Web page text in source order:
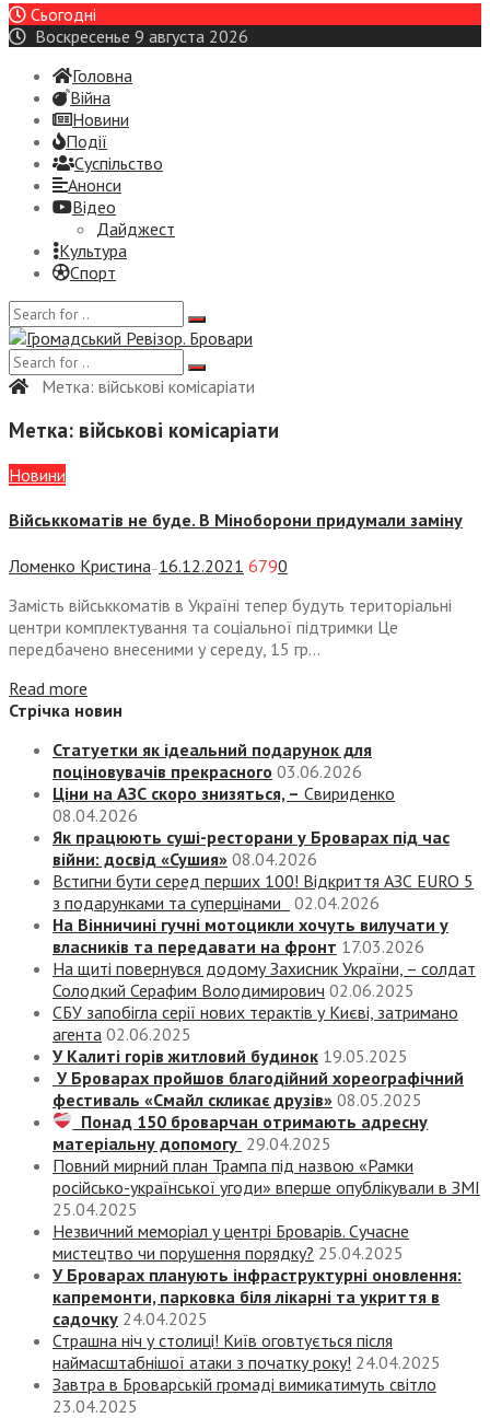
Сьогодні
Воскресенье 9 августа 2026
Головна
Війна
Новини
Події
Суспiльство
Анонси
Відео
Дайджест
Культура
Спорт
Метка: військові комісаріати
Метка: військові комісаріати
Новини
Військкоматів не буде. В Міноборони придумали заміну
Ломенко Кристина — 16.12.2021 6790
Замість військкоматів в Україні тепер будуть територіальні
центри комплектування та соціальної підтримки Це
передбачено внесеними у середу, 15 гр...
Read more
Стрічка новин
Статуетки як ідеальний подарунок для
поціновувачів прекрасного 03.06.2026
Ціни на АЗС скоро знизяться, – Свириденко
08.04.2026
Як працюють суші-ресторани у Броварах під час
війни: досвід «Сушия» 08.04.2026
Встигни бути серед перших 100! Відкриття АЗС EURO 5
з подарунками та суперцінами
02.04.2026
На Вінничині гучні мотоцикли хочуть вилучати у
власників та передавати на фронт 17.03.2026
На щиті повернувся додому Захисник України, – солдат
Солодкий Серафим Володимирович 02.06.2025
СБУ запобігла серії нових терактів у Києві, затримано
агента 02.06.2025
У Калиті горів житловий будинок 19.05.2025
У Броварах пройшов благодійний хореографічний
фестиваль «Смайл скликає друзів» 08.05.2025
Понад 150 броварчан отримають адресну
матеріальну допомогу 29.04.2025
Повний мирний план Трампа під назвою «‎Рамки
російсько-української угоди» вперше опублікували в ЗМІ
25.04.2025
Незвичний меморіал у центрі Броварів. Сучасне
мистецтво чи порушення порядку? 25.04.2025
У Броварах планують інфраструктурні оновлення:
капремонти, парковка біля лікарні та укриття в
садочку 24.04.2025
Страшна ніч у столиці! Київ оговтується після
наймасштабнішої атаки з початку року! 24.04.2025
Завтра в Броварській громаді вимикатимуть світло
23.04.2025